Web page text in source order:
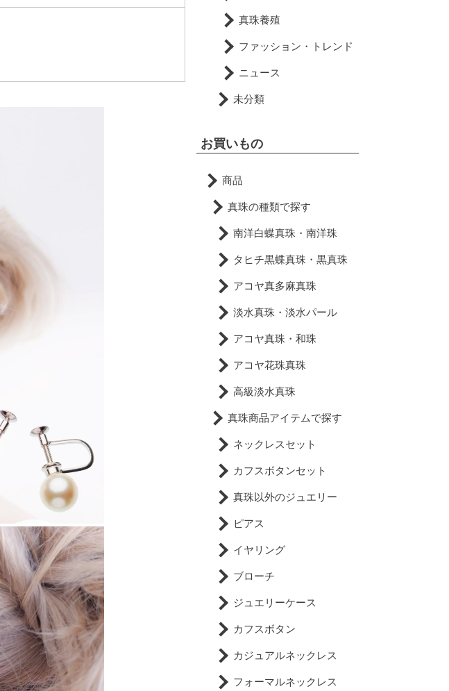
真珠養殖
ファッション・トレンド
ニュース
未分類
お買いもの
商品
真珠の種類で探す
南洋白蝶真珠・南洋珠
タヒチ黒蝶真珠・黒真珠
アコヤ真多麻真珠
淡水真珠・淡水パール
アコヤ真珠・和珠
アコヤ花珠真珠
高級淡水真珠
真珠商品アイテムで探す
ネックレスセット
カフスボタンセット
真珠以外のジュエリー
ピアス
イヤリング
ブローチ
ジュエリーケース
カフスボタン
カジュアルネックレス
フォーマルネックレス